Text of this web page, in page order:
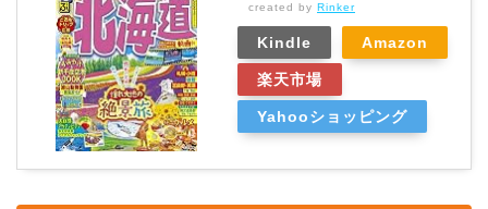
created by Rinker
Kindle Amazon
楽天市場
Yahooショッピング